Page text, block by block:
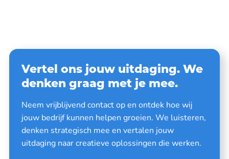
Vertel ons jouw uitdaging. We
denken graag met je mee.
Neem vrijblijvend contact op en ontdek hoe wij
jouw bedrijf kunnen helpen groeien. We luisteren,
denken strategisch mee en vertalen jouw
uitdaging naar creatieve oplossingen die werken.